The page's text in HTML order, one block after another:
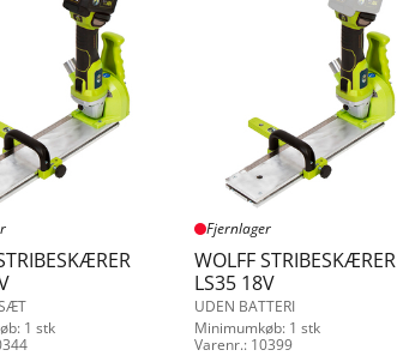
1 stk
Fjernlager
WOLFF STRIBESKÆRER
LS35 18V
UDEN BATTERI
Minimumkøb: 1 stk
Varenr.: 10399